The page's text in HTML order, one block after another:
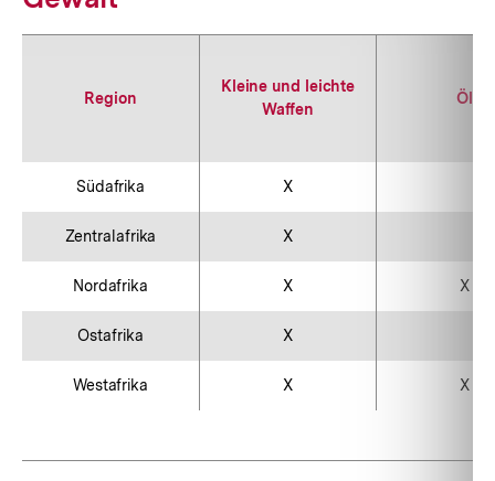
Region
Kleine und leichte
Waffen
Öl
Südafrika X
Zentralafrika X
Nordafrika X X
Ostafrika X
Westafrika X X